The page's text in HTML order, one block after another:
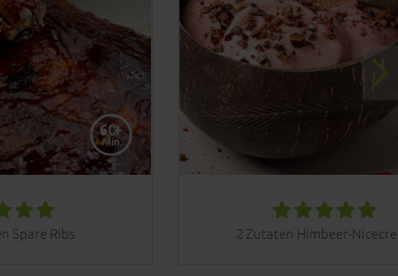
Spare Ribs 2 Zutaten Himbeer-